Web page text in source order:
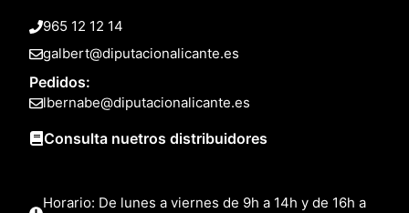
965 12 12 14
galbert@diputacionalicante.es
Pedidos:
lbernabe@diputacionalicante.es
Consulta nuetros distribuidores
Horario: De lunes a viernes de 9h a 14h y de 16h a